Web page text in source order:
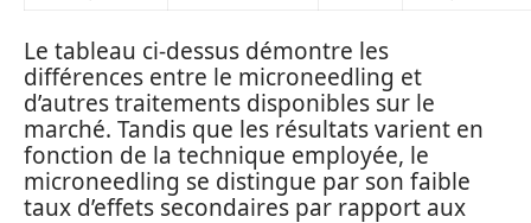
Le tableau ci-dessus démontre les
différences entre le microneedling et
d’autres traitements disponibles sur le
marché. Tandis que les résultats varient en
fonction de la technique employée, le
microneedling se distingue par son faible
taux d’effets secondaires par rapport aux